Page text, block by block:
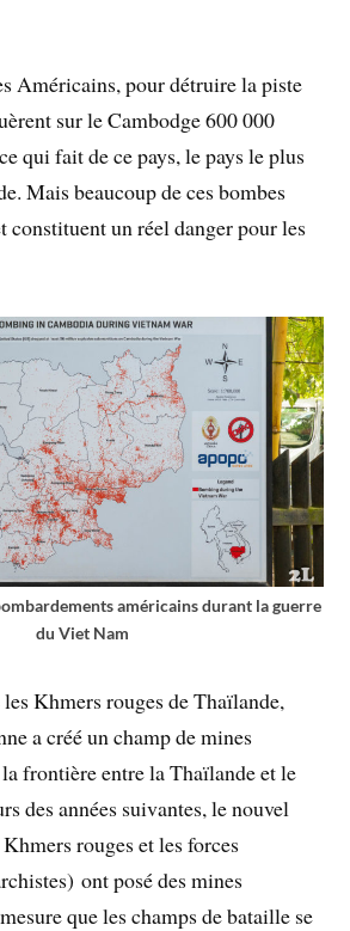
Américains, pour détruire la piste
sur le Cambodge 600 000
qui fait de ce pays, le pays le plus
Mais beaucoup de ces bombes
constituent un réel danger pour les
américains durant la guerre
du Viet Nam
Khmers rouges de Thaïlande,
a créé un champ de mines
frontière entre la Thaïlande et le
des années suivantes, le nouvel
rouges et les forces
ont posé des mines
que les champs de bataille se